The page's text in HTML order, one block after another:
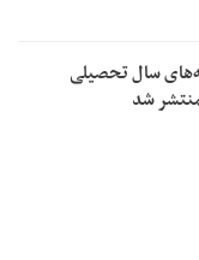
سال تحصیلی